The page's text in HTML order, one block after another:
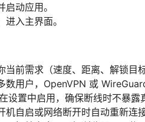
动应用。
入主界面。
当前需求（速度、距离、解锁目
数用户，OpenVPN 或
置中启用，确保断线时不暴露
机自启或网络断开时自动重新连